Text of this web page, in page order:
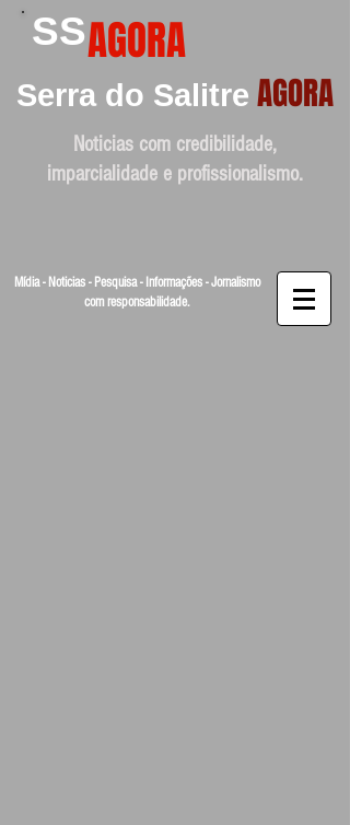
SSAGORA
Serra do Salitre AGORA
Noticias com credibilidade,
imparcialidade e profissionalismo.
Mídia - Noticias - Pesquisa - Informações - Jornalismo
com responsabilidade.